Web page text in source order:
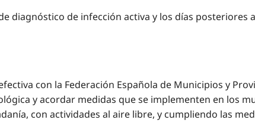
diagnóstico de infección activa y los días posteriores
con la Federación Española de Municipios y
y acordar medidas que se implementen en los
con actividades al aire libre, y cumpliendo las